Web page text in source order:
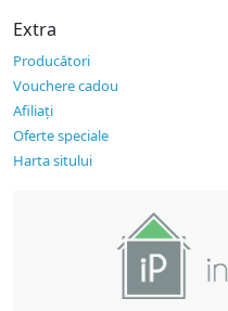
Extra
Producători
Vouchere cadou
Afiliaţi
Oferte speciale
Harta sitului